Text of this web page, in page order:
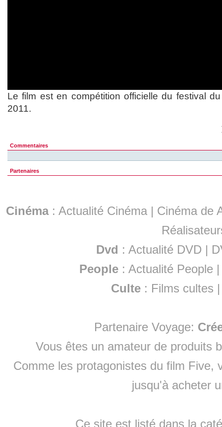
Le film est en compétition officielle du festival
2011.
Commentaires
Partenaires
Cinéma: Actualité Cinéma | Cinéma de
Dvd : Actualité DVD |
People :Actualité People
Culte : Films cultes
Partenaire Voyage:
Vous êtes un amateur de produits
Comme les protagonistes du film Five,
jusqu'à acheter
Ce site est listé dans la